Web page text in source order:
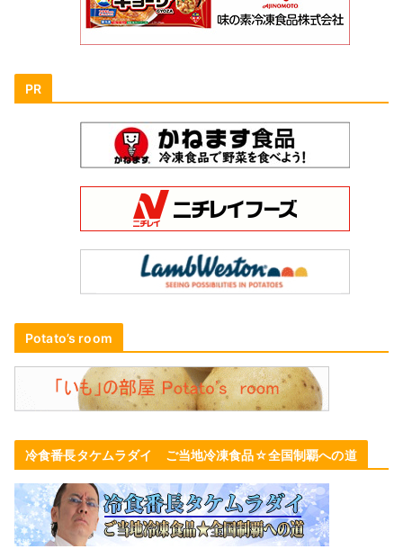
PR
Potato’s room
冷食番長タケムラダイ ご当地冷凍食品☆全国制覇への道